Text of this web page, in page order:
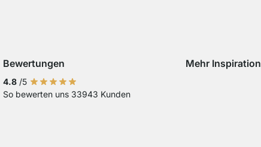
Kasse
Bewertungen
4.8 /5
So bewerten uns 33943 Kunden
Mehr Inspiration